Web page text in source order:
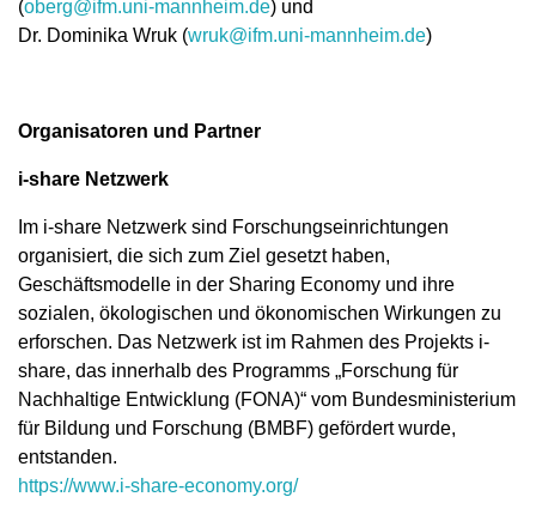
(oberg@ifm.uni-mannheim.de) und
Dr. Dominika Wruk (wruk@ifm.uni-mannheim.de)
Organisatoren und Partner
i-share Netzwerk
Im i-share Netzwerk sind Forschungseinrichtungen
organisiert, die sich zum Ziel gesetzt haben,
Geschäftsmodelle in der Sharing Economy und ihre
sozialen, ökologischen und ökonomischen Wirkungen zu
erforschen. Das Netzwerk ist im Rahmen des Projekts i-
share, das innerhalb des Programms „Forschung für
Nachhaltige Entwicklung (FONA)“ vom Bundesministerium
für Bildung und Forschung (BMBF) gefördert wurde,
entstanden.
https://www.i-share-economy.org/